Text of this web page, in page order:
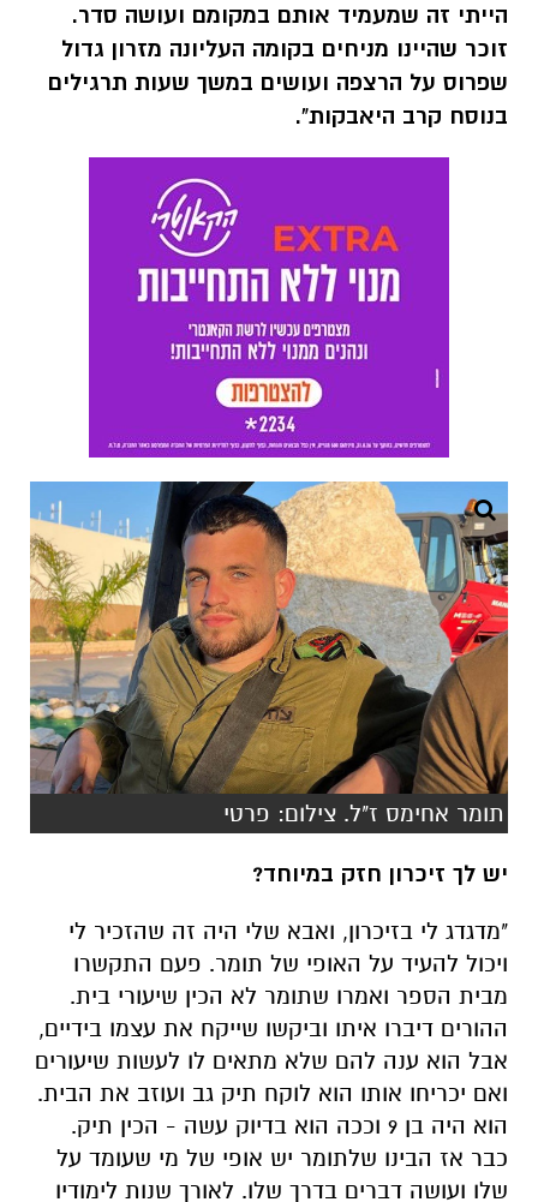
הייתי זה שמעמיד אותם במקומם ועושה סדר.
זוכר שהיינו מניחים בקומה העליונה מזרון גדול
שפרוס על הרצפה ועושים במשך שעות תרגילים
בנוסח קרב היאבקות".
תומר אחימס ז"ל. צילום: פרטי
יש לך זיכרון חזק במיוחד?
"מדגדג לי בזיכרון, ואבא שלי היה זה שהזכיר לי
ויכול להעיד על האופי של תומר. פעם התקשרו
מבית הספר ואמרו שתומר לא הכין שיעורי בית.
ההורים דיברו איתו וביקשו שייקח את עצמו בידיים,
אבל הוא ענה להם שלא מתאים לו לעשות שיעורים
ואם יכריחו אותו הוא לוקח תיק גב ועוזב את הבית.
הוא היה בן 9 וככה הוא בדיוק עשה - הכין תיק.
כבר אז הבינו שלתומר יש אופי של מי שעומד על
שלו ועושה דברים בדרך שלו. לאורך שנות לימודיו